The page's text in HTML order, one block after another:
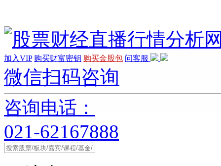
加入VIP 购买财富密钥 购买金股包 问客服
微信扫码咨询
咨询电话：
021-62167888